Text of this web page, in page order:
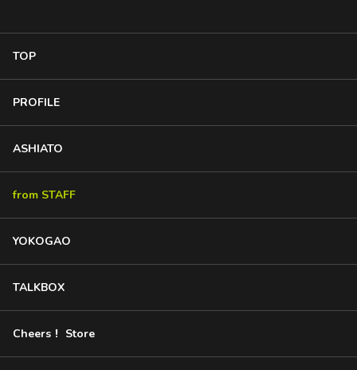
TOP
PROFILE
ASHIATO
from STAFF
YOKOGAO
TALKBOX
Cheers！ Store